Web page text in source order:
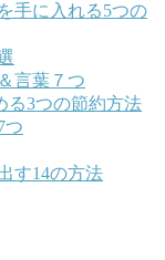
手に入れる5つの
言葉７つ
る3つの節約方法
つ
す14の方法